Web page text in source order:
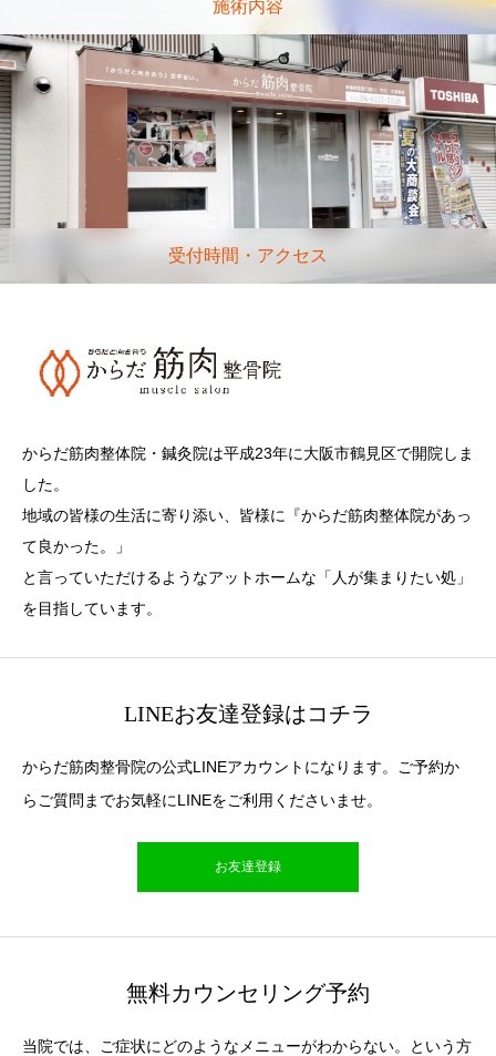
施術内容
受付時間・アクセス
からだ筋肉整体院・鍼灸院は平成23年に大阪市鶴見区で開院しま
した。
地域の皆様の生活に寄り添い、皆様に『からだ筋肉整体院があっ
て良かった。」
と言っていただけるようなアットホームな「人が集まりたい処」
を目指しています。
LINEお友達登録はコチラ
からだ筋肉整骨院の公式LINEアカウントになります。ご予約か
らご質問までお気軽にLINEをご利用くださいませ。
お友達登録
無料カウンセリング予約
当院では、ご症状にどのようなメニューがわからない。という方